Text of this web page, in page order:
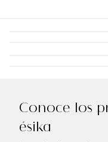
Conoce los
ésika